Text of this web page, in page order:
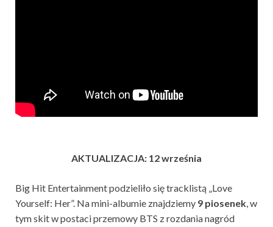
AKTUALIZACJA: 12 września
Big Hit Entertainment podzieliło się tracklistą „Love
Yourself: Her”. Na mini-albumie znajdziemy 9 piosenek, w
tym skit w postaci przemowy BTS z rozdania nagród